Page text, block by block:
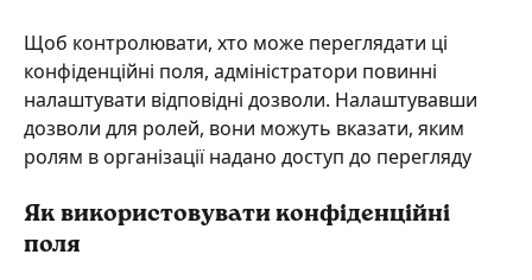
Щоб контролювати, хто може переглядати ці
конфіденційні поля, адміністратори повинні
налаштувати відповідні дозволи. Налаштувавши
дозволи для ролей, вони можуть вказати, яким
ролям в організації надано доступ до перегляду
Як використовувати конфіденційні
поля